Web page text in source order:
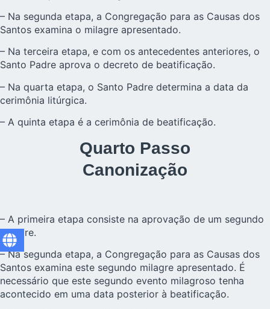
– Na segunda etapa, a Congregação para as Causas dos
Santos examina o milagre apresentado.
– Na terceira etapa, e com os antecedentes anteriores, o
Santo Padre aprova o decreto de beatificação.
– Na quarta etapa, o Santo Padre determina a data da
cerimônia litúrgica.
– A quinta etapa é a cerimônia de beatificação.
Quarto Passo
Canonização
– A primeira etapa consiste na aprovação de um segundo
milagre.
– Na segunda etapa, a Congregação para as Causas dos
Santos examina este segundo milagre apresentado. É
necessário que este segundo evento milagroso tenha
acontecido em uma data posterior à beatificação.